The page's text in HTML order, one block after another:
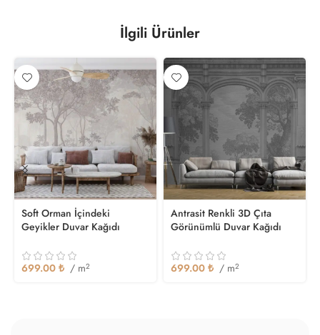
İlgili Ürünler
Soft Orman İçindeki
Geyikler Duvar Kağıdı
699.00 ₺ / m2
Antrasit Renkli 3D Çıta
Görünümlü Duvar Kağıdı
699.00 ₺ / m2